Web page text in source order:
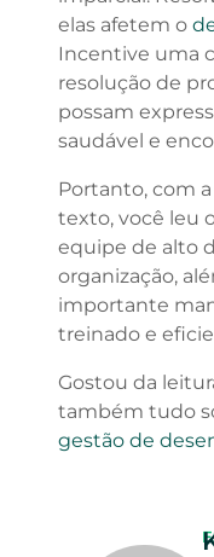
elas afetem o
Incentive uma
resolução de
possam
saudável e
Portanto, com
texto, você leu
equipe de alto
organização,
importante
treinado e
Gostou da
também tudo
gestão de